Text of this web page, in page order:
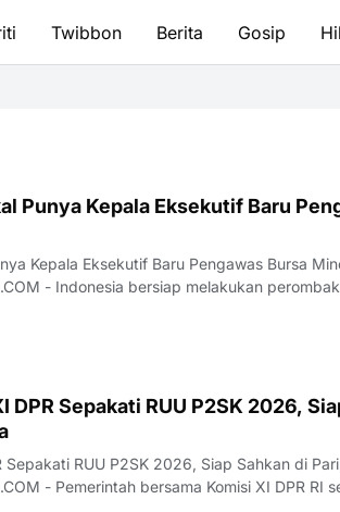
Twibbon Berita Gosip
Punya Kepala Eksekutif Baru
Kepala Eksekutif Baru Pengawas Bursa
besaran dalam
sekto…
DPR Sepakati RUU P2SK 2026,
Sepakati RUU P2SK 2026, Siap Sahkan di
telah mencapai